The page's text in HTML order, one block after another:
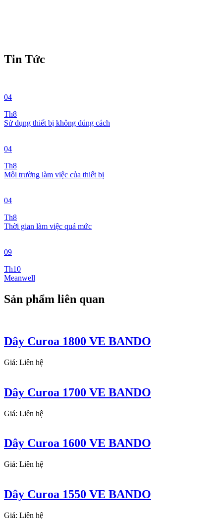
Tin Tức
04
Th8
Sử dụng thiết bị không đúng cách
04
Th8
Môi trường làm việc của thiết bị
04
Th8
Thời gian làm việc quá mức
09
Th10
Meanwell
Sản phẩm liên quan
Dây Curoa 1800 VE BANDO
Giá: Liên hệ
Dây Curoa 1700 VE BANDO
Giá: Liên hệ
Dây Curoa 1600 VE BANDO
Giá: Liên hệ
Dây Curoa 1550 VE BANDO
Giá: Liên hệ